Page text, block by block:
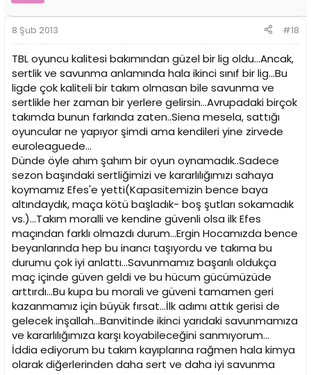
8 Şub 2013 #18
TBL oyuncu kalitesi bakımından güzel bir lig oldu...Ancak,
sertlik ve savunma anlamında hala ikinci sınıf bir lig...Bu
ligde çok kaliteli bir takım olmasan bile savunma ve
sertlikle her zaman bir yerlere gelirsin...Avrupadaki birçok
takımda bunun farkında zaten..Siena mesela, sattığı
oyuncular ne yapıyor şimdi ama kendileri yine zirvede
euroleaguede...
Dünde öyle ahım şahım bir oyun oynamadık..Sadece
sezon başındaki sertliğimizi ve kararlılığımızı sahaya
koymamız Efes'e yetti(Kapasitemizin bence baya
altındaydık, maça kötü başladık- boş şutları sokamadık
vs.)...Takım moralli ve kendine güvenli olsa ilk Efes
maçından farklı olmazdı durum...Ergin Hocamızda bence
beyanlarında hep bu inancı taşıyordu ve takıma bu
durumu çok iyi anlattı...Savunmamız başarılı oldukça
maç içinde güven geldi ve bu hücum gücümüzüde
arttırdı...Bu kupa bu morali ve güveni tamamen geri
kazanmamız için büyük fırsat...İlk adımı attık gerisi de
gelecek inşallah...Banvitinde ikinci yarıdaki savunmamıza
ve kararlılığımıza karşı koyabileceğini sanmıyorum...
İddia ediyorum bu takım kayıplarına rağmen hala kimya
olarak diğerlerinden daha sert ve daha iyi savunma